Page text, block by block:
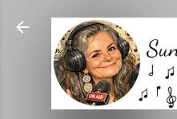
Direkt zum